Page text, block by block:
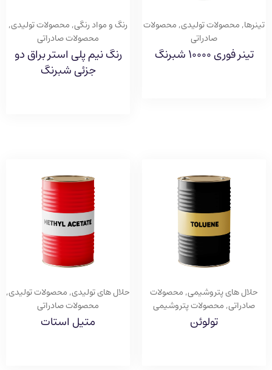
تینرها,محصولات تولیدی,محصولات
صادراتی
تینر فوری ۱۰۰۰۰ شبرنگ
رنگ و مواد رنگی,محصولات تولیدی,
محصولات صادراتی
رنگ نیم پلی استر براق دو
جزئی شبرنگ
حلال های پتروشیمی,محصولات
صادراتی,محصولات پتروشیمی
تولوئن
حلال های تولیدی,محصولات تولیدی,
محصولات صادراتی
متیل استات